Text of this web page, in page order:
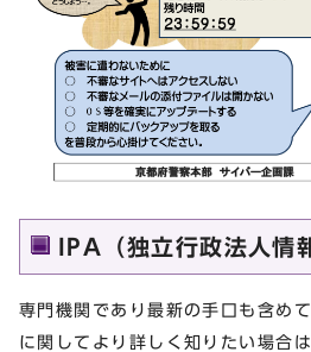
IPA（独立行政法人情
専門機関であり最新の手口も含め
に関してより詳しく知りたい場合